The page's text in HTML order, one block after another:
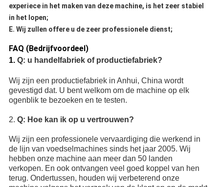
experiece in het maken van deze machine, is het zeer stabiel
in het lopen;
E. Wij zullen offere u de zeer professionele dienst;
FAQ (Bedrijfvoordeel)
1. Q: u handelfabriek of productiefabriek?
Wij zijn een productiefabriek in Anhui, China wordt
gevestigd dat. U bent welkom om de machine op elk
ogenblik te bezoeken en te testen.
2. Q: Hoe kan ik op u vertrouwen?
Wij zijn een professionele vervaardiging die werkend in
de lijn van voedselmachines sinds het jaar 2005. Wij
hebben onze machine aan meer dan 50 landen
verkopen. En ook ontvangen veel goed koppel van hen
terug. Ondertussen, houden wij verbeterend onze